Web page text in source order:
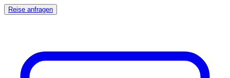
Reise anfragen